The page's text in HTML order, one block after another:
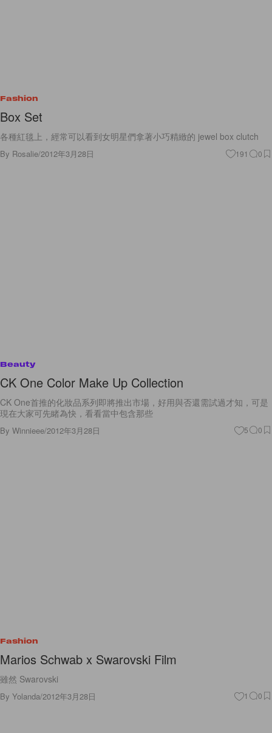
Fashion
Box Set
各種紅毯上，經常可以看到女明星們拿著小巧精緻的 jewel box clutch
By Rosalie/2012年3月28日 191 0
Beauty
CK One Color Make Up Collection
CK One首推的化妝品系列即將推出市場，好用與否還需試過才知，可是
現在大家可先睹為快，看看當中包含那些
By Winnieee/2012年3月28日 5 0
Fashion
Marios Schwab x Swarovski Film
雖然 Swarovski
By Yolanda/2012年3月28日 1 0